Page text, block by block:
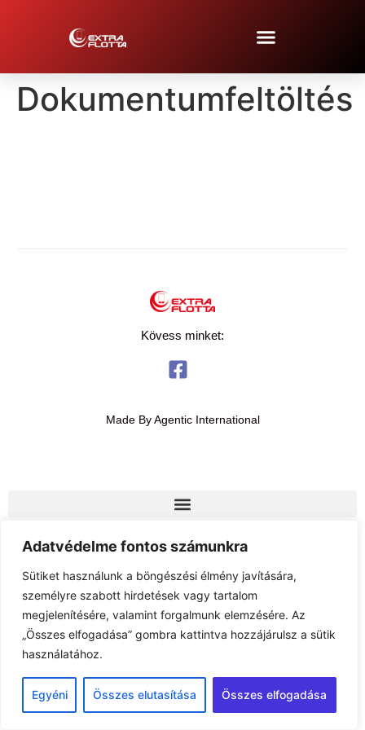
Adatvédelme fontos számunkra
Sütiket használunk a böngészési élmény javítására,
személyre szabott hirdetések vagy tartalom
megjelenítésére, valamint forgalmunk elemzésére. Az
„Összes elfogadása” gombra kattintva hozzájárulsz a sütik
használatához.
Egyéni Összes elutasítása Összes elfogadása
Dokumentumfeltöltés
Kövess minket:
Made By Agentic International